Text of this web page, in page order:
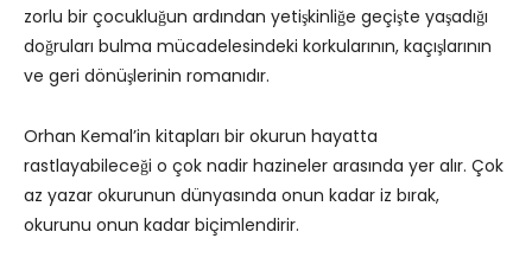
zorlu bir çocukluğun ardından yetişkinliğe geçişte yaşadığı
doğruları bulma mücadelesindeki korkularının, kaçışlarının
ve geri dönüşlerinin romanıdır.
Orhan Kemal’in kitapları bir okurun hayatta
rastlayabileceği o çok nadir hazineler arasında yer alır. Çok
az yazar okurunun dünyasında onun kadar iz bırak,
okurunu onun kadar biçimlendirir.